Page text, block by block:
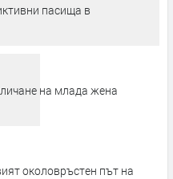
пасища в
на млада жена
околовръстен път на